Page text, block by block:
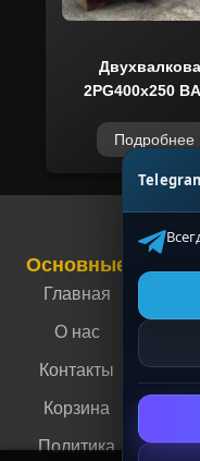
2PG400x250
Подробнее
Основные
Главная
О нас
Контакты
Корзина
Политика
г.
г.